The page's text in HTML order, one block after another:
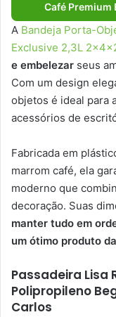
Café
A Bandeja Porta-
Exclusive 2,3L
e embelezar seus
Com um design
objetos é ideal para
acessórios de
Fabricada em
marrom café, ela
moderno que
decoração. Suas
manter tudo em
um ótimo produto
Passadeira Lisa
Polipropileno
Carlos